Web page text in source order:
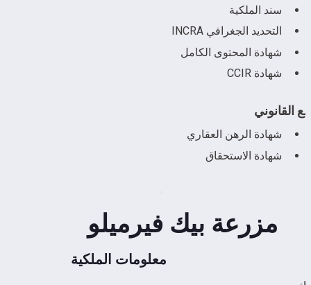
سند الملكية
التحديد الجغرافي INCRA
شهادة المحتوى الكامل
شهادة CCIR
القانوني
شهادة الرهن العقاري
شهادة الاستحقاق
مزرعة بيك فيرميلو
معلومات الملكية